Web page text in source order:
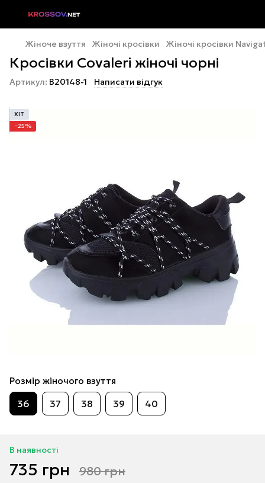
Жіноче взуття Жіночі кросівки Жіночі кросівки
Кросівки Covaleri жіночі чорні
Артикул: B20148-1 Написати відгук
ХІТ
−25%
Розмір жіночого взуття
36 37 38 39 40
В наявності
735 грн 980 грн